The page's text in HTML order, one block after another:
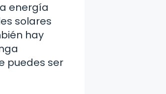
energía
solares
hay
puedes ser